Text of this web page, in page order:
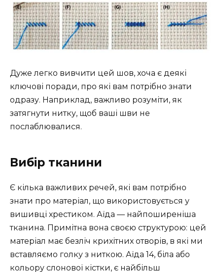
Дуже легко вивчити цей шов, хоча є деякі
ключові поради, про які вам потрібно знати
одразу. Наприклад, важливо розуміти, як
затягнути нитку, щоб ваші шви не
послаблювалися.
Вибір тканини
Є кілька важливих речей, які вам потрібно
знати про матеріал, що використовується у
вишивці хрестиком. Аїда — найпоширеніша
тканина. Примітна вона своєю структурою: цей
матеріал має безліч крихітних отворів, в які ми
вставляємо голку з ниткою. Аїда 14, біла або
кольору слонової кістки, є найбільш